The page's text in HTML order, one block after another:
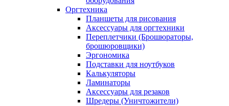
Оргтехника
Планшеты для рисования
Аксессуары для оргтехники
Переплетчики (Брошюраторы,
брошюровщики)
Эргономика
Подставки для ноутбуков
Калькуляторы
Ламинаторы
Аксессуары для резаков
Шредеры (Уничтожители)